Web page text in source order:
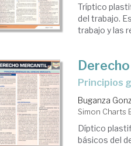
Tríptico
del trabajo.
trabajo y las
principios
Buganza
Simon Charts
Díptico
básicos del